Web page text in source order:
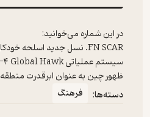
ظهور چین به عنوان ابرقدرت منطقه
دسته‌ها: فرهنگ